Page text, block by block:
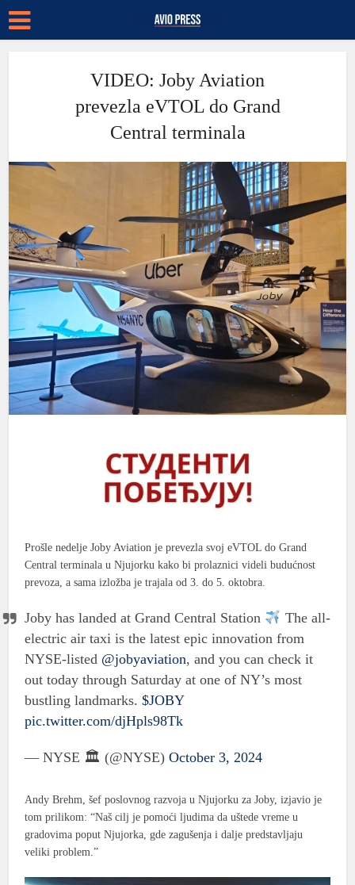
VIDEO: Joby Aviation
prevezla eVTOL do Grand
Central terminala
Prošle nedelje Joby Aviation je prevezla svoj eVTOL do Grand
Central terminala u Njujorku kako bi prolaznici videli budućnost
prevoza, a sama izložba je trajala od 3. do 5. oktobra.
Joby has landed at Grand Central Station
The all-
electric air taxi is the latest epic innovation from
NYSE-listed @jobyaviation, and you can check it
out today through Saturday at one of NY’s most
bustling landmarks.$JOBY
pic.twitter.com/djHpls98Tk
— NYSE 🏛 (@NYSE)October 3, 2024
Andy Brehm, šef poslovnog razvoja u Njujorku za Joby, izjavio je
tom prilikom: “Naš cilj je pomoći ljudima da uštede vreme u
gradovima poput Njujorka, gde zagušenja i dalje predstavljaju
veliki problem.”